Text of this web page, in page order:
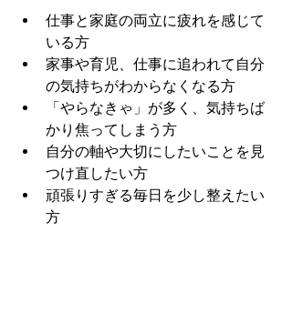
仕事と家庭の両立に疲れを感じて
いる方
家事や育児、仕事に追われて自分
の気持ちがわからなくなる方
「やらなきゃ」が多く、気持ちば
かり焦ってしまう方
自分の軸や大切にしたいことを見
つけ直したい方
頑張りすぎる毎日を少し整えたい
方